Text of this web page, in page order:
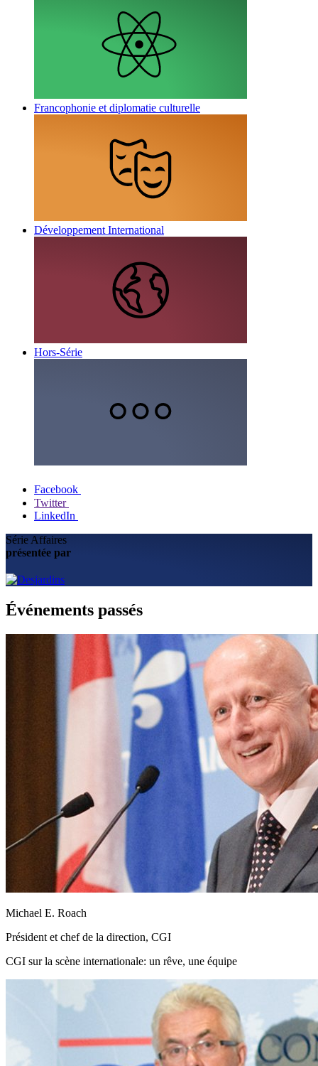
Francophonie et diplomatie culturelle
Développement International
Hors-Série
Facebook
Twitter
LinkedIn
Série Affaires
présentée par
Événements passés
Michael E. Roach
Président et chef de la direction, CGI
CGI sur la scène internationale: un rêve, une équipe